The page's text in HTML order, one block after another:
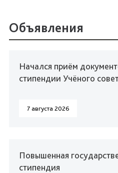
Объявления
Начался приём
стипендии Учёного
7 августа 2026
Повышенная
стипендия